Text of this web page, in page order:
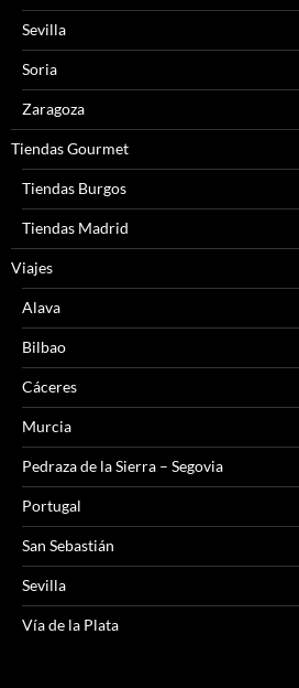
Sevilla
Soria
Zaragoza
Tiendas Gourmet
Tiendas Burgos
Tiendas Madrid
Viajes
Alava
Bilbao
Cáceres
Murcia
Pedraza de la Sierra – Segovia
Portugal
San Sebastián
Sevilla
Vía de la Plata